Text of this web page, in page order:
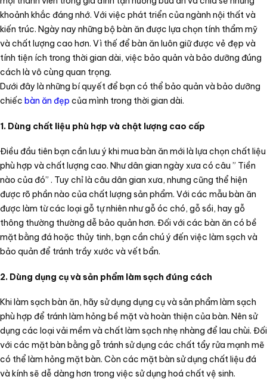
khoảnh khắc đáng nhớ. Với việc phát triển của ngành nội thất và
kiến trúc. Ngày nay những bộ bàn ăn được lựa chọn tính thẩm mỹ
và chất lượng cao hơn. Vì thế để bàn ăn luôn giữ được vẻ đẹp và
tính tiện ích trong thời gian dài, việc bảo quản và bảo dưỡng đúng
cách là vô cùng quan trọng.
Dưới đây là những bí quyết để bạn có thể bảo quản và bảo dưỡng
chiếc bàn ăn đẹp của mình trong thời gian dài.
1. Dùng chất liệu phù hợp và chật lượng cao cấp
Điều đầu tiên bạn cần lưu ý khi mua bàn ăn mới là lựa chọn chất liệu
phù hợp và chất lượng cao. Như dân gian ngày xưa có câu ” Tiền
nào của đó” . Tuy chỉ là câu dân gian xưa, nhưng cũng thể hiện
được rõ phần nào của chất lượng sản phẩm. Với các mẫu bàn ăn
được làm từ các loại gỗ tự nhiên như gỗ óc chó, gỗ sồi, hay gỗ
thông thường thường dễ bảo quản hơn. Đối với các bàn ăn có bề
mặt bằng đá hoặc thủy tinh, bạn cần chú ý đến việc làm sạch và
bảo quản để tránh trầy xước và vết bẩn.
2. Dùng dụng cụ và sản phẩm làm sạch đúng cách
Khi làm sạch bàn ăn, hãy sử dụng dụng cụ và sản phẩm làm sạch
phù hợp để tránh làm hỏng bề mặt và hoàn thiện của bàn. Nên sử
dụng các loại vải mềm và chất làm sạch nhẹ nhàng để lau chùi. Đối
với các mặt bàn bằng gỗ tránh sử dụng các chất tẩy rửa mạnh mẽ
có thể làm hỏng mặt bàn. Còn các mặt bàn sử dụng chất liệu đá
và kính sẽ dễ dàng hơn trong việc sử dụng hoá chất vệ sinh.